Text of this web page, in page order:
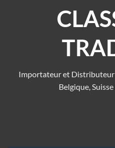
Importateur et Distributeur
Belgique,